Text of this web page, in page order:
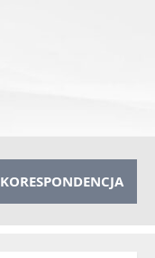
KORESPONDENCJA